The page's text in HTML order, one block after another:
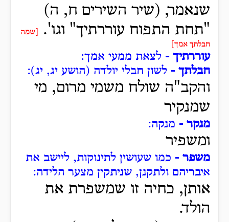
שנאמר, (שיר השירים ח, ה)
"תחת התפוח עוררתיך" וגו'.
[שמה
חבלתך אמך]
עוררתיך - לצאת ממעי אמך:
חבלתך - לשון חבלי יולדה (הושע יג, יג):
והקב"ה שולח משמי מרום, מי
שמנקיר
מנקר - מנקה:
ומשפיר
משפר - כמו שעושין לתינוקות, ליישב את
איבריהם ולתקנן, שניתקין מצער הלידה:
אותן, כחיה זו שמשפרת את
הולד.